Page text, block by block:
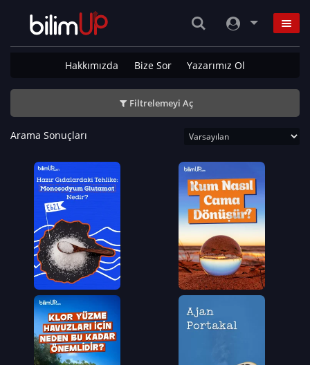
Hakkımızda Bize Sor Yazarımız Ol
Filtrelemeyi Aç
Arama Sonuçları